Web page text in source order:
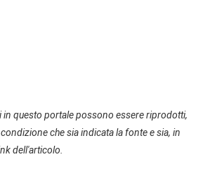
in questo portale possono essere riprodotti,
che sia indicata la fonte e sia, in
dell'articolo.